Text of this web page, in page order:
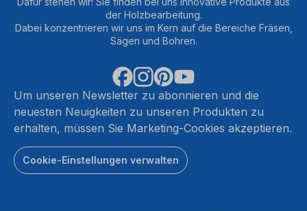
der Holzbearbeitung.
Dabei konzentrieren wir uns im Kern auf die Bereiche Fräsen,
Sägen und Bohren.
Um unseren Newsletter zu abonnieren und die
neuesten Neuigkeiten zu unseren Produkten zu
erhalten, müssen Sie Marketing-Cookies akzeptieren.
Cookie-Einstellungen verwalten